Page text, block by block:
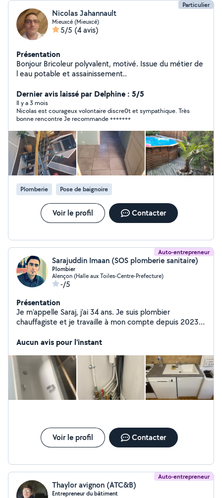
Particulier
Nicolas Jahannault
Mieuxcé (Mieuxcé)
5/5 (4 avis)
Présentation
Bonjour Bricoleur polyvalent, motivé. Issue du métier de
l eau potable et assainissement..
Dernier avis laissé par Delphine : 5/5
Il y a 3 mois
Nicolas est courageux volontaire discre0t et sympathique. Très
bonne rencontre Je recommande +++++++
Plomberie Pose de baignoire
Voir le profil Contacter
Auto-entrepreneur
Sarajuddin Imaan (SOS plomberie sanitaire)
Plombier
Alençon (Halle aux Toiles-Centre-Prefecture)
-/5
Présentation
Je m'appelle Saraj, j'ai 34 ans. Je suis plombier
chauffagiste et je travaille à mon compte depuis 2023,
Alençon 61000 et ses alentours . Je reste à votre
Plomberie (neuf et rénovation). - Installation salle de
bains complète. - Remplacement radiateurs. -
Installation sanitaires (lavabo, évier , douche, baignoire,
bidet). - Canalisation (nettoyage, curage, débouchage).
- Adoucisseur d'eau. - Petits travaux de plomberie -
Aucun avis pour l'instant
Voir le profil Contacter
Auto-entrepreneur
Thaylor avignon (ATC&B)
Entrepreneur du bâtiment